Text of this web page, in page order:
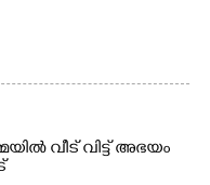
ഓച്ചിറ അഴിക്കലിൽ
ബോട്ടും.
വീട് വിട്ട് അഭയം